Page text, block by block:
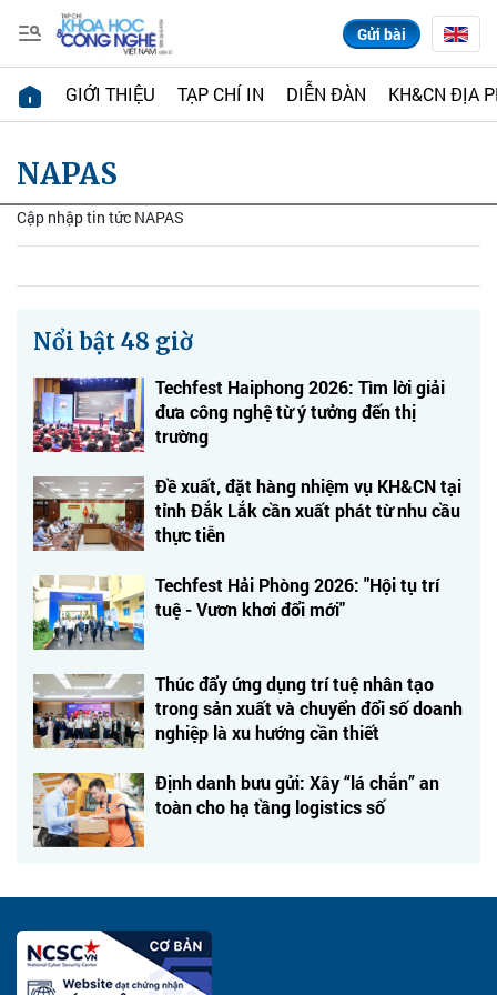
Gửi bài
GIỚI THIỆU TẠP CHÍ IN DIỄN ĐÀN KH&CN ĐỊA
NAPAS
Cập nhập tin tức NAPAS
Nổi bật 48 giờ
Techfest Haiphong 2026: Tìm lời giải
đưa công nghệ từ ý tưởng đến thị
trường
Đề xuất, đặt hàng nhiệm vụ KH&CN tại
tỉnh Đắk Lắk cần xuất phát từ nhu cầu
thực tiễn
Techfest Hải Phòng 2026: "Hội tụ trí
tuệ - Vươn khơi đổi mới"
Thúc đẩy ứng dụng trí tuệ nhân tạo
trong sản xuất và chuyển đổi số doanh
nghiệp là xu hướng cần thiết
Định danh bưu gửi: Xây “lá chắn” an
toàn cho hạ tầng logistics số